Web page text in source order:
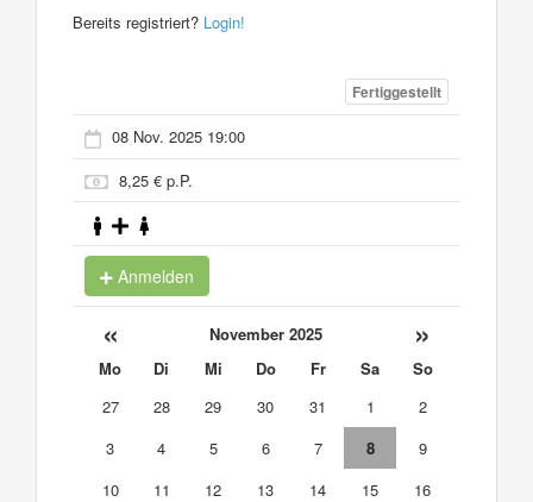
Bereits registriert? Login!
Fertiggestellt
08 Nov. 2025 19:00
8,25 € p.P.
Anmelden
« November 2025 »
Mo Di Mi Do Fr Sa
So
27
28 29 30 31 1
2
3
4 5 6 7 8
9
10
11 12 13 14 15
16